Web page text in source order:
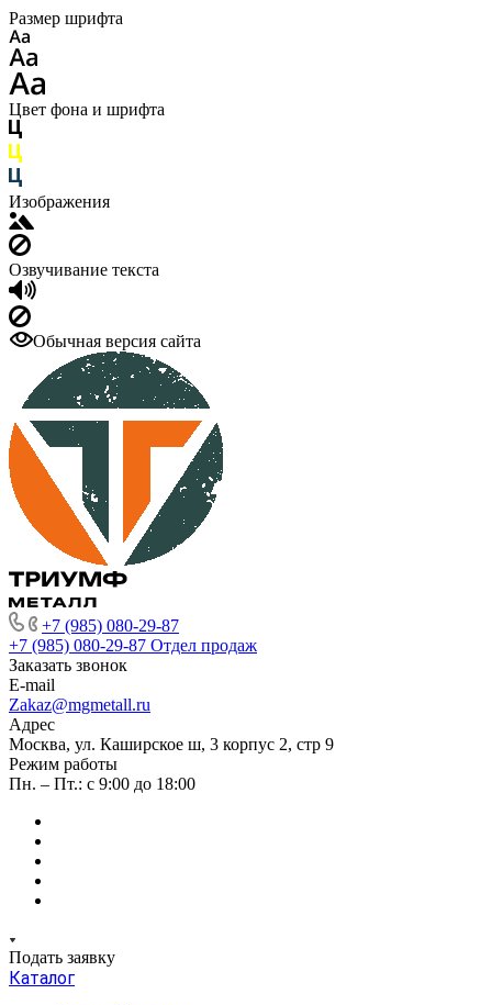
Размер шрифта
Цвет фона и шрифта
Изображения
Озвучивание текста
Обычная версия сайта
+7 (985) 080-29-87
+7 (985) 080-29-87 Отдел продаж
Заказать звонок
E-mail
Zakaz@mgmetall.ru
Адрес
Москва, ул. Каширское ш, 3 корпус 2, стр 9
Режим работы
Пн. – Пт.: с 9:00 до 18:00
Подать заявку
Каталог